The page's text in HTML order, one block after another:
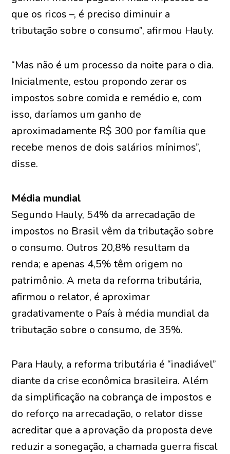
que os ricos –, é preciso diminuir a
tributação sobre o consumo”, afirmou Hauly.
“Mas não é um processo da noite para o dia.
Inicialmente, estou propondo zerar os
impostos sobre comida e remédio e, com
isso, daríamos um ganho de
aproximadamente R$ 300 por família que
recebe menos de dois salários mínimos”,
disse.
Média mundial
Segundo Hauly, 54% da arrecadação de
impostos no Brasil vêm da tributação sobre
o consumo. Outros 20,8% resultam da
renda; e apenas 4,5% têm origem no
patrimônio. A meta da reforma tributária,
afirmou o relator, é aproximar
gradativamente o País à média mundial da
tributação sobre o consumo, de 35%.
Para Hauly, a reforma tributária é “inadiável”
diante da crise econômica brasileira. Além
da simplificação na cobrança de impostos e
do reforço na arrecadação, o relator disse
acreditar que a aprovação da proposta deve
reduzir a sonegação, a chamada guerra fiscal